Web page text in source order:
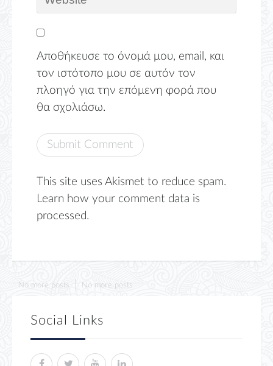
Αποθήκευσε το όνομά μου, email, και
τον ιστότοπο μου σε αυτόν τον
πλοηγό για την επόμενη φορά που
θα σχολιάσω.
This site uses Akismet to reduce spam.
Learn how your comment data is
processed.
No more posts No more posts
Social Links